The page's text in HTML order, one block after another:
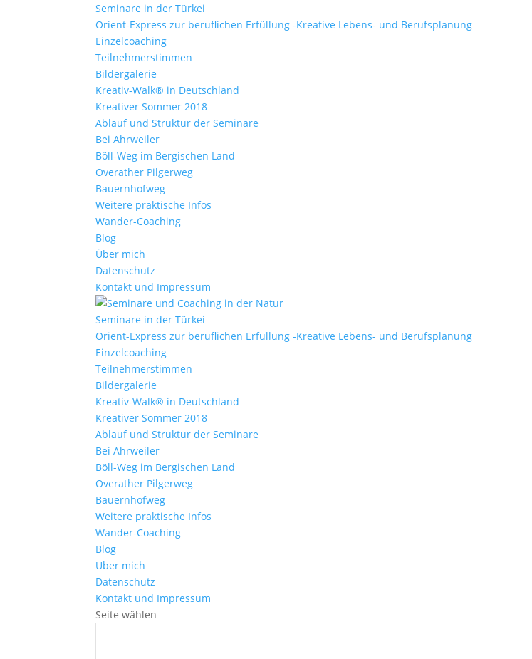
Seminare in der Türkei
Orient-Express zur beruflichen Erfüllung -Kreative Lebens- und Berufsplanung
Einzelcoaching
Teilnehmerstimmen
Bildergalerie
Kreativ-Walk® in Deutschland
Kreativer Sommer 2018
Ablauf und Struktur der Seminare
Bei Ahrweiler
Böll-Weg im Bergischen Land
Overather Pilgerweg
Bauernhofweg
Weitere praktische Infos
Wander-Coaching
Blog
Über mich
Datenschutz
Kontakt und Impressum
Seminare in der Türkei
Orient-Express zur beruflichen Erfüllung -Kreative Lebens- und Berufsplanung
Einzelcoaching
Teilnehmerstimmen
Bildergalerie
Kreativ-Walk® in Deutschland
Kreativer Sommer 2018
Ablauf und Struktur der Seminare
Bei Ahrweiler
Böll-Weg im Bergischen Land
Overather Pilgerweg
Bauernhofweg
Weitere praktische Infos
Wander-Coaching
Blog
Über mich
Datenschutz
Kontakt und Impressum
Seite wählen